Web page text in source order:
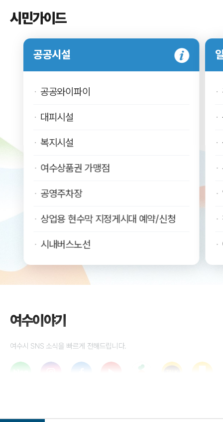
시민가이드
공공시설
공공와이파이
대피시설
복지시설
여수상품권 가맹점
공영주차장
상업용 현수막 지정게시대 예약/신청
시내버스노선
여수이야기
여수시 SNS 소식을 빠르게 전해드립니다.